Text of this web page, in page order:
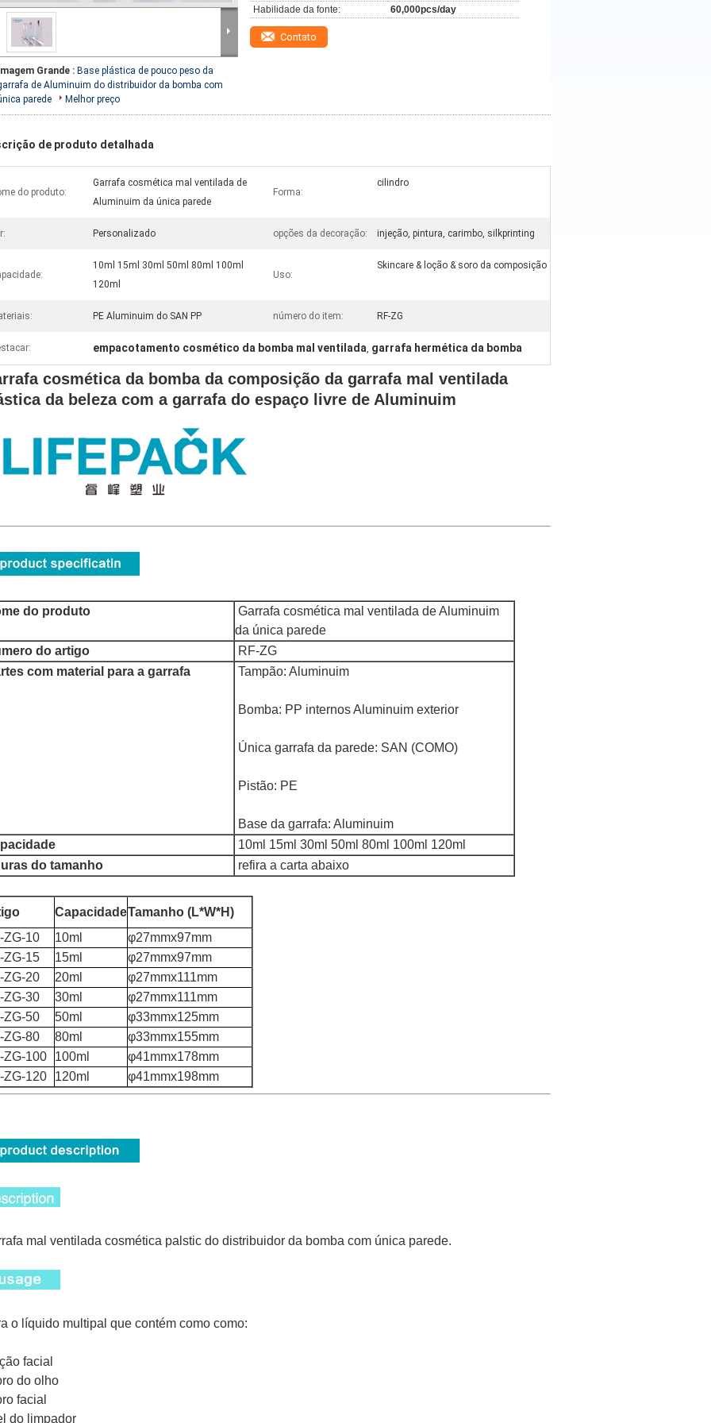
Grande : Base plástica de pouco peso da
de Aluminuim do distribuidor da bomba com
parede
Melhor preço
Habilidade da fonte: 60,000pcs/day
Contato
de produto detalhada
do produto:
Garrafa cosmética mal ventilada de
Aluminuim da única parede
Forma:
cilindro
Personalizado opções da decoração: injeção, pintura, carimbo, silkprinting
10ml 15ml 30ml 50ml 80ml 100ml
120ml
Uso:
Skincare & loção & soro da composição
PE Aluminuim do SAN PP número do item: RF-ZG
empacotamento cosmético da bomba mal ventilada, garrafa hermética da bomba
cosmética da bomba da composição da garrafa mal ventilada
da beleza com a garrafa do espaço livre de Aluminuim
do produto
Garrafa cosmética mal ventilada de Aluminuim
da única parede
do artigo
RF-ZG
com material para a garrafa
Tampão: Aluminuim
Bomba: PP internos Aluminuim exterior
Única garrafa da parede: SAN (COMO)
Pistão: PE
Base da garrafa: Aluminuim
10ml 15ml 30ml 50ml 80ml 100ml 120ml
do tamanho
refira a carta abaixo
CapacidadeTamanho (L*W*H)
ZG-10
10ml
φ27mmx97mm
ZG-15
15ml
φ27mmx97mm
ZG-20
20ml
φ27mmx111mm
ZG-30
30ml
φ27mmx111mm
ZG-50
50ml
φ33mmx125mm
ZG-80
80ml
φ33mmx155mm
ZG-100
100ml
φ41mmx178mm
ZG-120
120ml φ41mmx198mm
mal ventilada cosmética palstic do distribuidor da bomba com única parede.
o líquido multipal que contém como como:
facial
do olho
facial
do limpador